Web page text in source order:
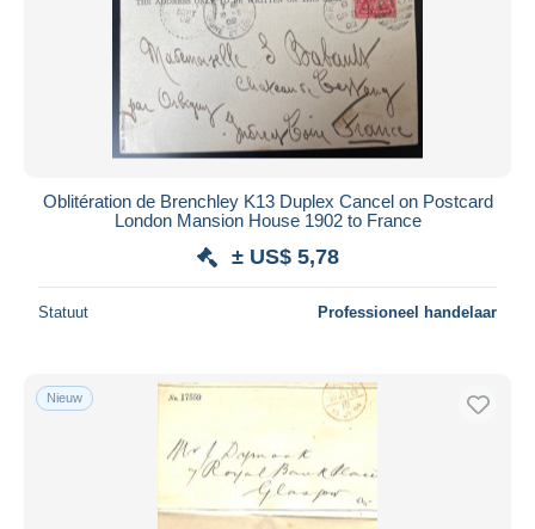
Oblitération de Brenchley K13 Duplex Cancel on Postcard
London Mansion House 1902 to France
± US$ 5,78
Statuut Professioneel handelaar
Nieuw